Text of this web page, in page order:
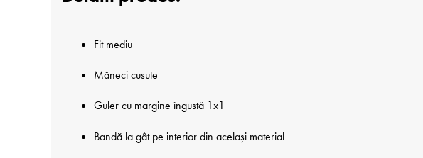
Fit mediu
Măneci cusute
Guler cu margine îngustă 1x1
Bandă la gât pe interior din același material